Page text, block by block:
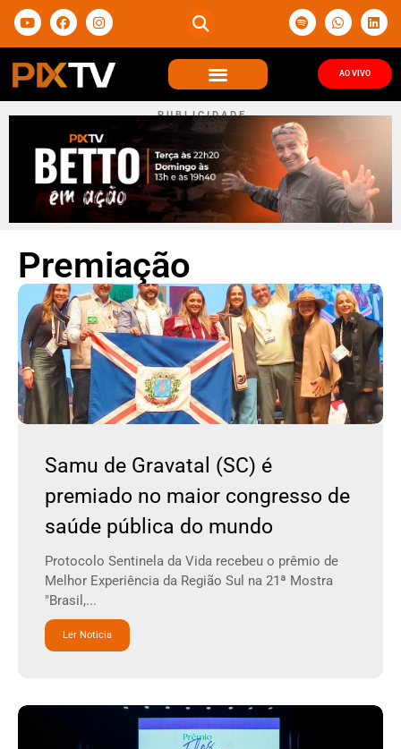
AO VIVO
P U B L I C I D A D E
Premiação
Samu de Gravatal (SC) é
premiado no maior congresso de
saúde pública do mundo
Protocolo Sentinela da Vida recebeu o prêmio de
Melhor Experiência da Região Sul na 21ª Mostra
"Brasil,...
Ler Noticia